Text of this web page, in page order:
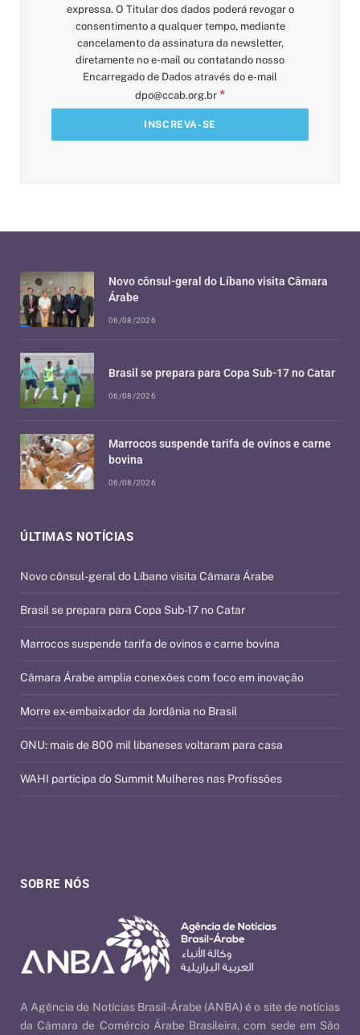
expressa. O Titular dos dados poderá revogar o
consentimento a qualquer tempo, mediante
cancelamento da assinatura da newsletter,
diretamente no e-mail ou contatando nosso
Encarregado de Dados através do e-mail
dpo@ccab.org.br *
SOBRE NÓS
A Agência de Notícias Brasil-Árabe (ANBA) é o site de notícias
da Câmara de Comércio Árabe Brasileira, com sede em São
ÚLTIMAS NOTÍCIAS
Novo cônsul-geral do Líbano visita Câmara Árabe
Brasil se prepara para Copa Sub-17 no Catar
Marrocos suspende tarifa de ovinos e carne bovina
Câmara Árabe amplia conexões com foco em inovação
Morre ex-embaixador da Jordânia no Brasil
ONU: mais de 800 mil libaneses voltaram para casa
WAHI participa do Summit Mulheres nas Profissões
Novo cônsul-geral do Líbano visita Câmara
Árabe
06/08/2026
Brasil se prepara para Copa Sub-17 no Catar
06/08/2026
Marrocos suspende tarifa de ovinos e carne
bovina
06/08/2026